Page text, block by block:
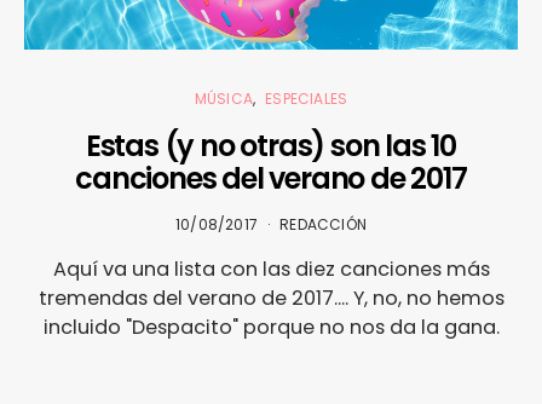
MÚSICA ESPECIALES
Estas (y no otras) son las 10
canciones del verano de 2017
10/08/2017 REDACCIÓN
Aquí va una lista con las diez canciones más
tremendas del verano de 2017.... Y, no, no hemos
incluido "Despacito" porque no nos da la gana.